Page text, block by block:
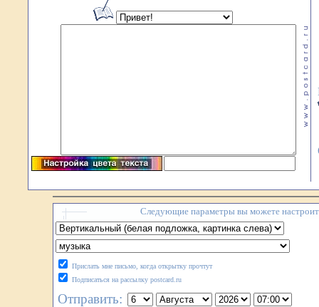
Следующие параметры вы можете
Прислать мне письмо, когда открытку прочтут
Подписаться на рассылку postcard.ru
Отправить: